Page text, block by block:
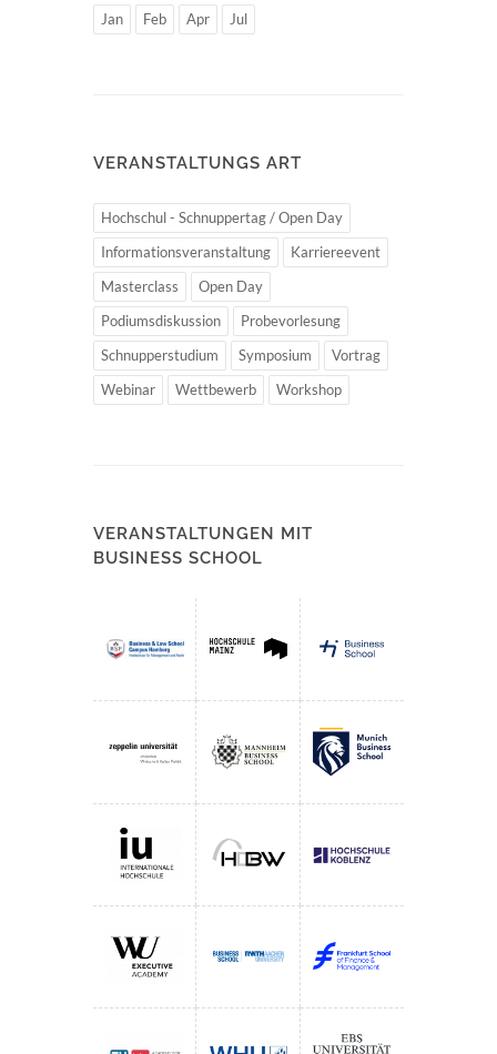
Jan Feb Apr Jul
VERANSTALTUNGS ART
Hochschul - Schnuppertag / Open Day
Informationsveranstaltung
Karriereevent
Masterclass
Open Day
Podiumsdiskussion
Probevorlesung
Schnupperstudium
Symposium
Vortrag
Webinar
Wettbewerb Workshop
VERANSTALTUNGEN MIT
BUSINESS SCHOOL